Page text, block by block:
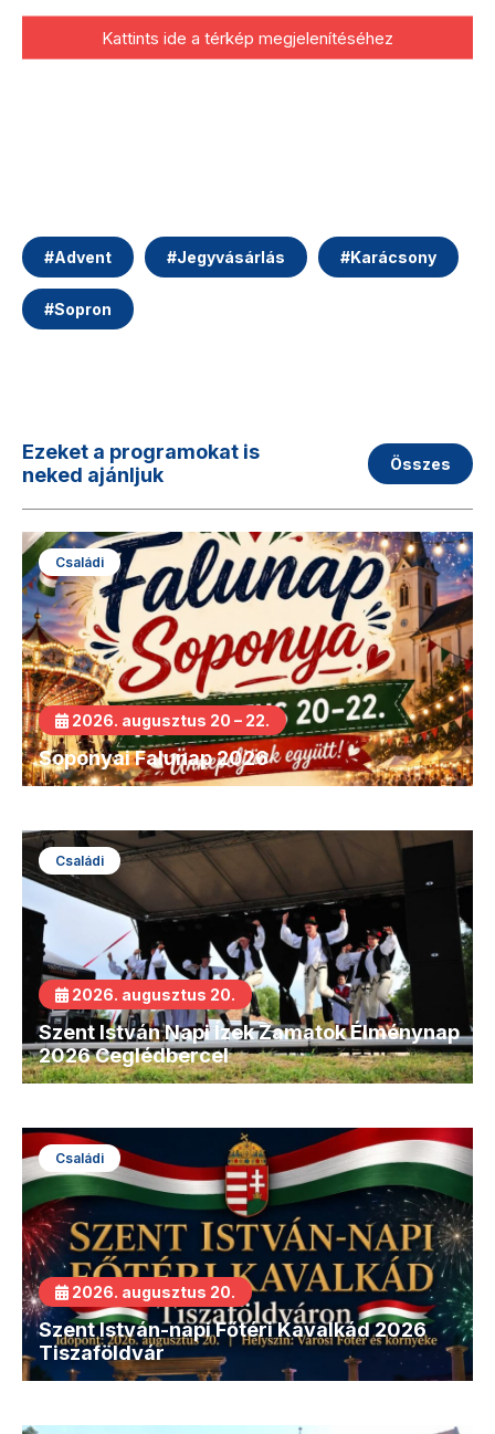
Kattints ide a térkép megjelenítéséhez
#Advent #Jegyvásárlás #Karácsony
#Sopron
Ezeket a programokat is
neked ajánljuk
Összes
Családi
2026. augusztus 20 – 22.
Soponyai Falunap 2026
Családi
2026. augusztus 20.
Szent István Napi Ízek Zamatok Élménynap
2026 Ceglédbercel
Családi
2026. augusztus 20.
Szent István-napi Főtéri Kavalkád 2026
Tiszaföldvár